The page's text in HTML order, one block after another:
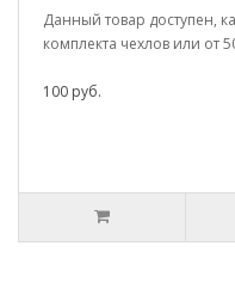
Данный товар доступен,
комплекта чехлов или от
100 руб.